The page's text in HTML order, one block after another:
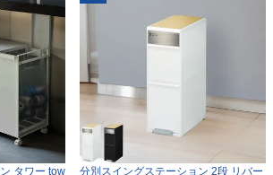
タワー tow
分別スイングステーション 2段 リバー